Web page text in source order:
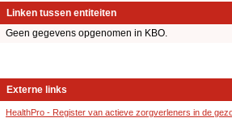
Linken tussen entiteiten
Geen gegevens opgenomen in KBO.
Externe links
HealthPro - Register van actieve zorgverleners in de